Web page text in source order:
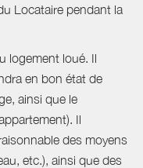
Locataire pendant la
logement loué. Il
en bon état de
ainsi que le
Il
des moyens
etc.), ainsi que des